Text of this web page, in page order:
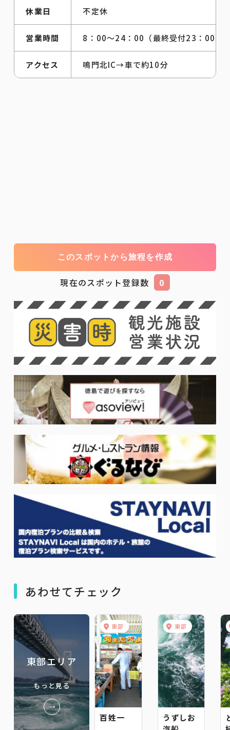
休業日 不定休
営業時間 8：00～24：00（最終受付23：00）
アクセス 鳴門北IC→車で約10分
このスポットから旅程を作成
現在のスポット登録数 0
あわせてチェック
東部エリア
もっと見る
東部
百姓一
東部
うずしお